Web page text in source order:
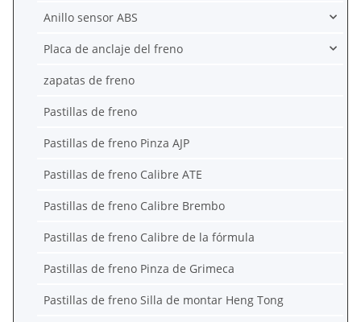
Anillo sensor ABS
Placa de anclaje del freno
zapatas de freno
Pastillas de freno
Pastillas de freno Pinza AJP
Pastillas de freno Calibre ATE
Pastillas de freno Calibre Brembo
Pastillas de freno Calibre de la fórmula
Pastillas de freno Pinza de Grimeca
Pastillas de freno Silla de montar Heng Tong